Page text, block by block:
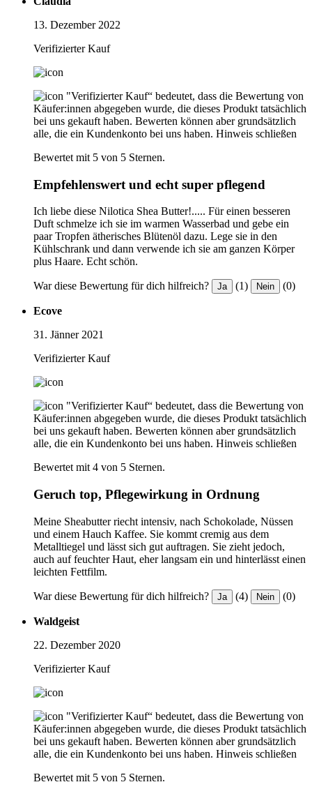
13. Dezember 2022
Verifizierter Kauf
"Verifizierter Kauf“ bedeutet, dass die Bewertung von
Käufer:innen abgegeben wurde, die dieses Produkt tatsächlich
bei uns gekauft haben. Bewerten können aber grundsätzlich
alle, die ein Kundenkonto bei uns haben. Hinweis schließen
Bewertet mit 5 von 5 Sternen.
Empfehlenswert und echt super pflegend
Ich liebe diese Nilotica Shea Butter!..... Für einen besseren
Duft schmelze ich sie im warmen Wasserbad und gebe ein
paar Tropfen ätherisches Blütenöl dazu. Lege sie in den
Kühlschrank und dann verwende ich sie am ganzen Körper
plus Haare. Echt schön.
War diese Bewertung für dich hilfreich? Ja (1) Nein (0)
Ecove
31. Jänner 2021
Verifizierter Kauf
"Verifizierter Kauf“ bedeutet, dass die Bewertung von
Käufer:innen abgegeben wurde, die dieses Produkt tatsächlich
bei uns gekauft haben. Bewerten können aber grundsätzlich
alle, die ein Kundenkonto bei uns haben. Hinweis schließen
Bewertet mit 4 von 5 Sternen.
Geruch top, Pflegewirkung in Ordnung
Meine Sheabutter riecht intensiv, nach Schokolade, Nüssen
und einem Hauch Kaffee. Sie kommt cremig aus dem
Metalltiegel und lässt sich gut auftragen. Sie zieht jedoch,
auch auf feuchter Haut, eher langsam ein und hinterlässt einen
leichten Fettfilm.
War diese Bewertung für dich hilfreich? Ja (4) Nein (0)
Waldgeist
22. Dezember 2020
Verifizierter Kauf
"Verifizierter Kauf“ bedeutet, dass die Bewertung von
Käufer:innen abgegeben wurde, die dieses Produkt tatsächlich
bei uns gekauft haben. Bewerten können aber grundsätzlich
alle, die ein Kundenkonto bei uns haben. Hinweis schließen
Bewertet mit 5 von 5 Sternen.